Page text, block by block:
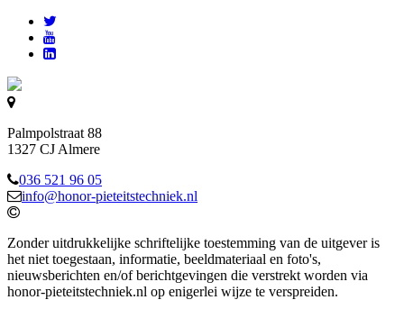
Palmpolstraat 88
1327 CJ Almere
036 521 96 05
info@honor-pieteitstechniek.nl
Zonder uitdrukkelijke schriftelijke toestemming van de uitgever is
het niet toegestaan, informatie, beeldmateriaal en foto's,
nieuwsberichten en/of berichtgevingen die verstrekt worden via
honor-pieteitstechniek.nl op enigerlei wijze te verspreiden.